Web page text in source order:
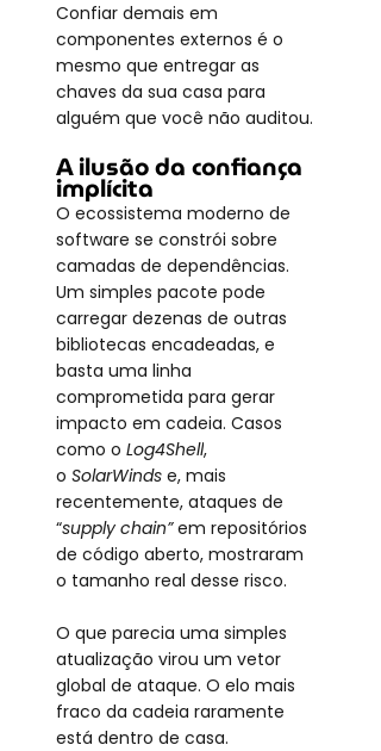
Confiar demais em
componentes externos é o
mesmo que entregar as
chaves da sua casa para
alguém que você não auditou.
A ilusão da confiança
implícita
O ecossistema moderno de
software se constrói sobre
camadas de dependências.
Um simples pacote pode
carregar dezenas de outras
bibliotecas encadeadas, e
basta uma linha
comprometida para gerar
impacto em cadeia. Casos
como o Log4Shell,
o SolarWinds e, mais
recentemente, ataques de
“supply chain” em repositórios
de código aberto, mostraram
o tamanho real desse risco.
O que parecia uma simples
atualização virou um vetor
global de ataque. O elo mais
fraco da cadeia raramente
está dentro de casa.